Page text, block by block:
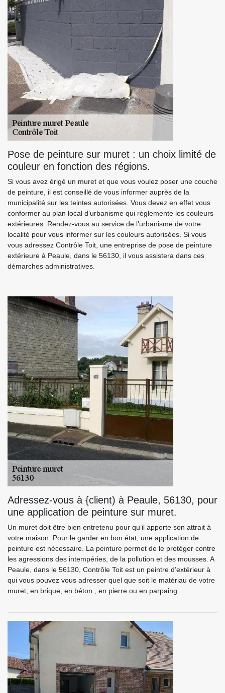
Pose de peinture sur muret : un choix limité de
couleur en fonction des régions.
Si vous avez érigé un muret et que vous voulez poser une couche
de peinture, il est conseillé de vous informer auprès de la
municipalité sur les teintes autorisées. Vous devez en effet vous
conformer au plan local d’urbanisme qui règlemente les couleurs
extérieures. Rendez-vous au service de l’urbanisme de votre
localité pour vous informer sur les couleurs autorisées. Si vous
vous adressez Contrôle Toit, une entreprise de pose de peinture
extérieure à Peaule, dans le 56130, il vous assistera dans ces
démarches administratives.
Adressez-vous à {client) à Peaule, 56130, pour
une application de peinture sur muret.
Un muret doit être bien entretenu pour qu’il apporte son attrait à
votre maison. Pour le garder en bon état, une application de
peinture est nécessaire. La peinture permet de le protéger contre
les agressions des intempéries, de la pollution et des mousses. A
Peaule, dans le 56130, Contrôle Toit est un peintre d’extérieur à
qui vous pouvez vous adresser quel que soit le matériau de votre
muret, en brique, en béton , en pierre ou en parpaing.